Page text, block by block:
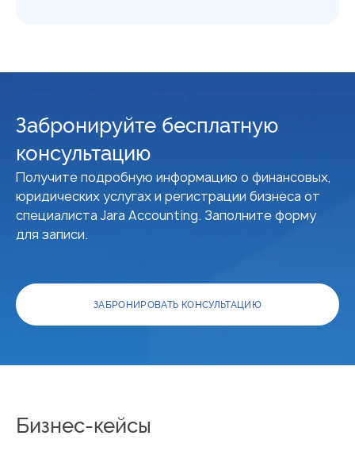
Забронируйте бесплатную
консультацию
Получите подробную информацию о финансовых,
юридических услугах и регистрации бизнеса от
специалиста Jara Accounting. Заполните форму
для записи.
ЗАБРОНИРОВАТЬ КОНСУЛЬТАЦИЮ
Бизнес-кейсы